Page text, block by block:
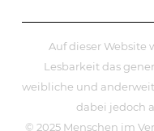
Auf dieser Website
Lesbarkeit das
weibliche und
dabei jedoch
© 2025 Menschen im